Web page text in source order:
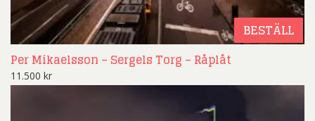
BESTÄLL
Per Mikaelsson – Sergels Torg – Råplåt
11.500 kr